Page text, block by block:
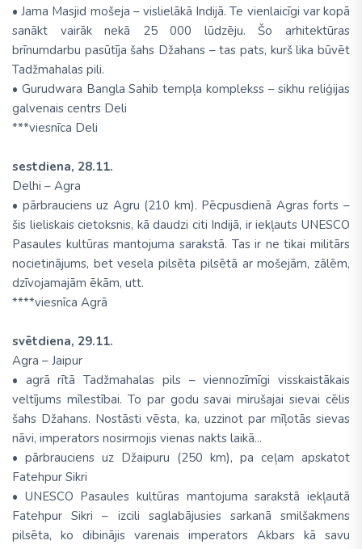
• Jama Masjid mošeja – vislielākā Indijā. Te vienlaicīgi var kopā
sanākt vairāk nekā 25 000 lūdzēju. Šo arhitektūras
brīnumdarbu pasūtīja šahs Džahans – tas pats, kurš lika būvēt
Tadžmahalas pili.
• Gurudwara Bangla Sahib tempļa komplekss – sikhu reliģijas
galvenais centrs Deli
***viesnīca Deli
sestdiena, 28.11.
Delhi – Agra
• pārbrauciens uz Agru (210 km). Pēcpusdienā Agras forts –
šis lieliskais cietoksnis, kā daudzi citi Indijā, ir iekļauts UNESCO
Pasaules kultūras mantojuma sarakstā. Tas ir ne tikai militārs
nocietinājums, bet vesela pilsēta pilsētā ar mošejām, zālēm,
dzīvojamajām ēkām, utt.
****viesnīca Agrā
svētdiena, 29.11.
Agra – Jaipur
• agrā rītā Tadžmahalas pils – viennozīmīgi visskaistākais
veltījums mīlestībai. To par godu savai mirušajai sievai cēlis
šahs Džahans. Nostāsti vēsta, ka, uzzinot par mīļotās sievas
nāvi, imperators nosirmojis vienas nakts laikā...
• pārbrauciens uz Džaipuru (250 km), pa ceļam apskatot
Fatehpur Sikri
• UNESCO Pasaules kultūras mantojuma sarakstā iekļautā
Fatehpur Sikri – izcili saglabājusies sarkanā smilšakmens
pilsēta, ko dibinājis varenais imperators Akbars kā savu